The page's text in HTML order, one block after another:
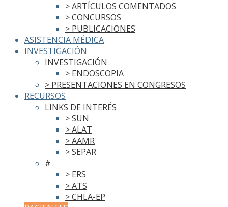
> ARTÍCULOS COMENTADOS
> CONCURSOS
> PUBLICACIONES
ASISTENCIA MÉDICA
INVESTIGACIÓN
INVESTIGACIÓN
> ENDOSCOPIA
> PRESENTACIONES EN CONGRESOS
RECURSOS
LINKS DE INTERÉS
> SUN
> ALAT
> AAMR
> SEPAR
#
> ERS
> ATS
> CHLA-EP